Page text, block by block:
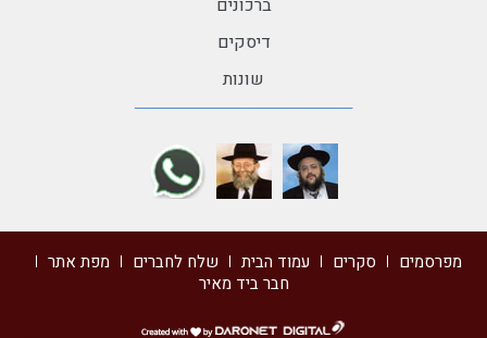
ברכונים
דיסקים
שונות
מפרסמים סקרים עמוד הבית שלח לחברים
מפת אתר
חבר ביד מאיר
דרונט